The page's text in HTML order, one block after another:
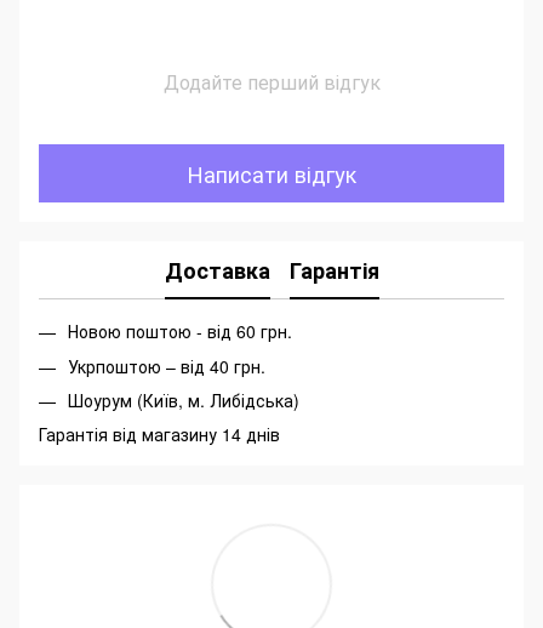
Додайте перший відгук
Написати відгук
Доставка Гарантія
Новою поштою - від 60 грн.
Укрпоштою – від 40 грн.
Шоурум (Київ, м. Либідська)
Гарантія від магазину 14 днів